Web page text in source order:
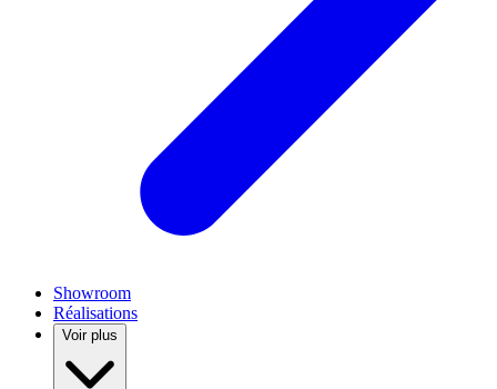
Showroom
Réalisations
Voir plus